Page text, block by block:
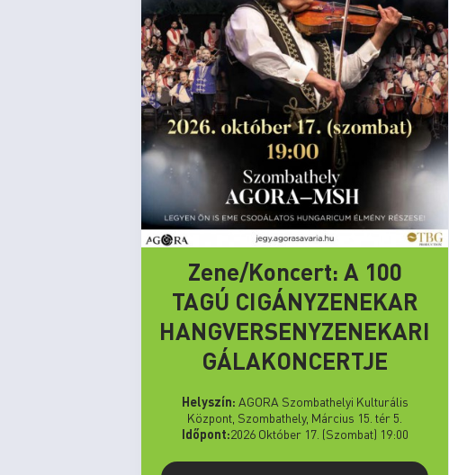
Zene/Koncert: A 100
TAGÚ CIGÁNYZENEKAR
HANGVERSENYZENEKARI
GÁLAKONCERTJE
Helyszín: AGORA Szombathelyi Kulturális
Központ, Szombathely, Március 15. tér 5.
Időpont:2026 Október 17. (Szombat) 19:00